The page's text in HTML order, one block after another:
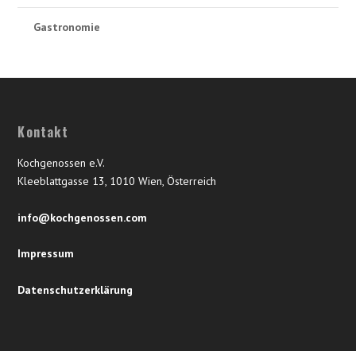
Gastronomie
Kontakt
Kochgenossen e.V.
Kleeblattgasse 13, 1010 Wien, Österreich
info@kochgenossen.com
Impressum
Datenschutzerklärung